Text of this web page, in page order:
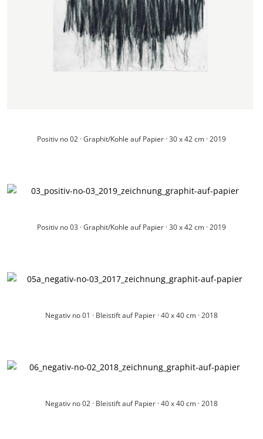
Positiv no 02 · Graphit/Kohle auf Papier · 30 x 42 cm · 2019
Positiv no 03 · Graphit/Kohle auf Papier · 30 x 42 cm · 2019
Negativ no 01 · Bleistift auf Papier · 40 x 40 cm · 2018
Negativ no 02 · Bleistift auf Papier · 40 x 40 cm · 2018